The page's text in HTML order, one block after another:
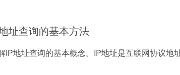
址查询的基本方法
IP地址查询的基本概念。IP地址是互联网协议